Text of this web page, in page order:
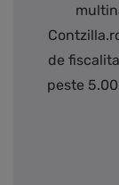
de
peste